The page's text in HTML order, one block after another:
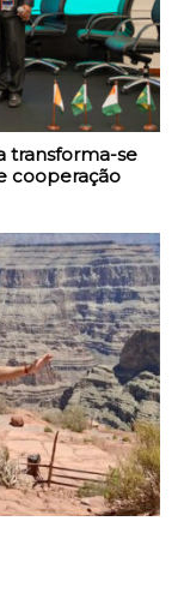
transforma-se
cooperação